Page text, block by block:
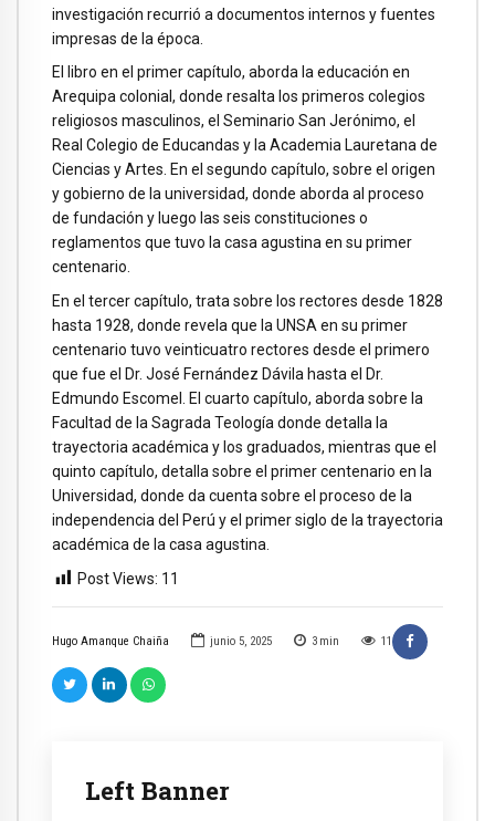
Hugo Amanque Chaiña junio 5, 2025 3 min 11
Left Banner
investigación recurrió a documentos internos y fuentes
impresas de la época.
El libro en el primer capítulo, aborda la educación en
Arequipa colonial, donde resalta los primeros colegios
religiosos masculinos, el Seminario San Jerónimo, el
Real Colegio de Educandas y la Academia Lauretana de
Ciencias y Artes. En el segundo capítulo, sobre el origen
y gobierno de la universidad, donde aborda al proceso
de fundación y luego las seis constituciones o
reglamentos que tuvo la casa agustina en su primer
centenario.
En el tercer capítulo, trata sobre los rectores desde 1828
hasta 1928, donde revela que la UNSA en su primer
centenario tuvo veinticuatro rectores desde el primero
que fue el Dr. José Fernández Dávila hasta el Dr.
Edmundo Escomel. El cuarto capítulo, aborda sobre la
Facultad de la Sagrada Teología donde detalla la
trayectoria académica y los graduados, mientras que el
quinto capítulo, detalla sobre el primer centenario en la
Universidad, donde da cuenta sobre el proceso de la
independencia del Perú y el primer siglo de la trayectoria
académica de la casa agustina.
Post Views: 11